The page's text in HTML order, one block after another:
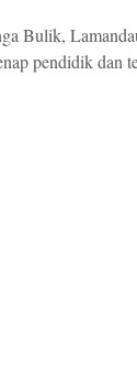
Bulik,
pendidik dan